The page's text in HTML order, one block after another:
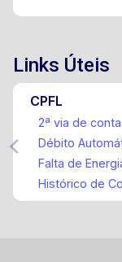
Links Úteis
CPFL
2ª via de
Débito
Falta de
Histórico de